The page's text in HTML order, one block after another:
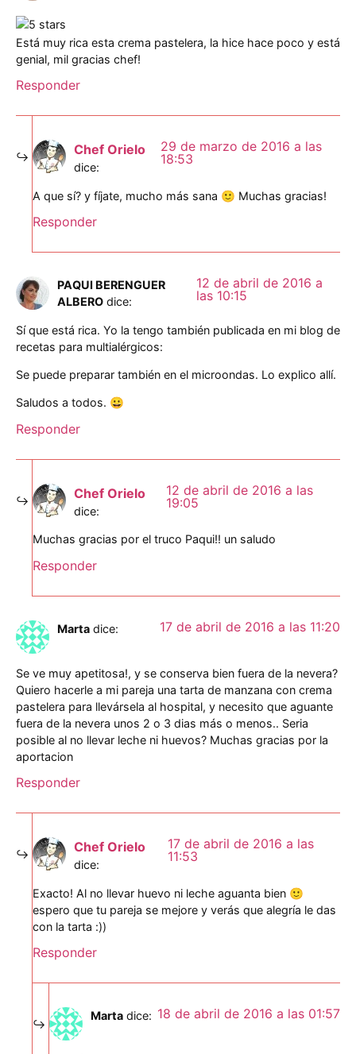
Está muy rica esta crema pastelera, la hice hace poco y está
genial, mil gracias chef!
Responder
Chef Orielo
dice:
29 de marzo de 2016 a las
18:53
A que sí? y fíjate, mucho más sana 🙂 Muchas gracias!
Responder
PAQUI BERENGUER
ALBERO dice:
12 de abril de 2016 a
las 10:15
Sí que está rica. Yo la tengo también publicada en mi blog de
recetas para multialérgicos:
Se puede preparar también en el microondas. Lo explico allí.
Saludos a todos. 😀
Responder
Chef Orielo
dice:
12 de abril de 2016 a las
19:05
Muchas gracias por el truco Paqui!! un saludo
Responder
Marta dice: 17 de abril de 2016 a las 11:20
Se ve muy apetitosa!, y se conserva bien fuera de la nevera?
Quiero hacerle a mi pareja una tarta de manzana con crema
pastelera para llevársela al hospital, y necesito que aguante
fuera de la nevera unos 2 o 3 dias más o menos.. Seria
posible al no llevar leche ni huevos? Muchas gracias por la
aportacion
Responder
Chef Orielo
dice:
17 de abril de 2016 a las
11:53
Exacto! Al no llevar huevo ni leche aguanta bien 🙂
espero que tu pareja se mejore y verás que alegría le das
con la tarta :))
Responder
Marta dice: 18 de abril de 2016 a las 01:57